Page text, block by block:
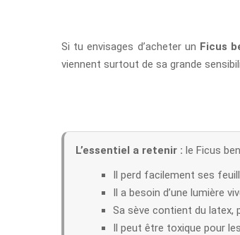
Si tu envisages d’acheter un Ficus
viennent surtout de sa grande
L’essentiel a retenir : le Ficus
Il perd facilement ses
Il a besoin d’une lumière
Sa sève contient du latex,
Il peut être toxique pour